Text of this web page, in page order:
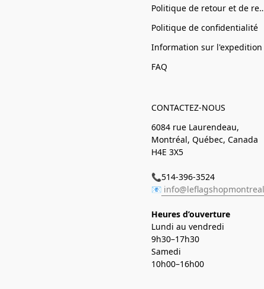
Politique de retour
Politique de confidentialité
Information sur l'expedition
FAQ
CONTACTEZ-NOUS
6084 rue Laurendeau,
Montréal, Québec, Canada
H4E 3X5
📞514-396-3524
📧
Heures d’ouverture
Lundi au vendredi
9h30–17h30
Samedi
10h00–16h00